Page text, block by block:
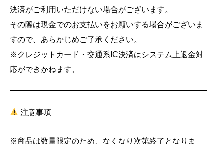
決済がご利用いただけない場合がございます。
その際は現金でのお支払いをお願いする場合がございま
すので、あらかじめご了承ください。
※クレジットカード・交通系IC決済はシステム上返金対
応ができかねます。
注意事項
※商品は数量限定のため、なくなり次第終了となりま